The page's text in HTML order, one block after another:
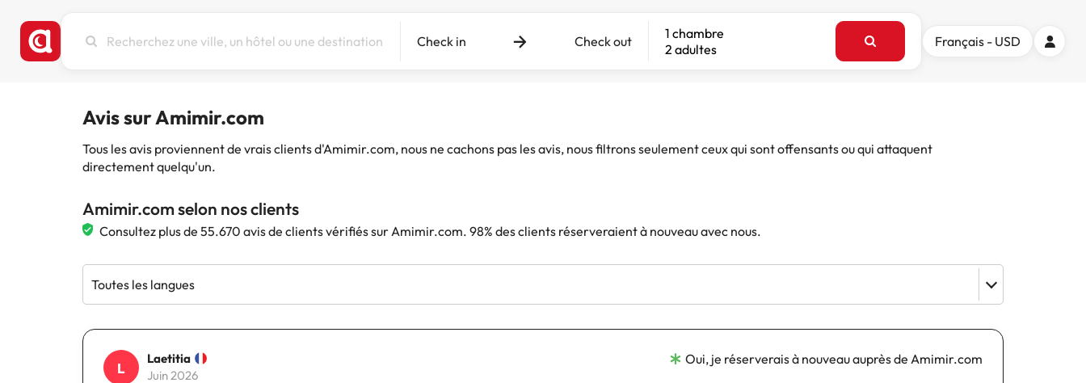
une
ou
destination
Check in Check out
1 chambre
2 adultes
Français - USD
Avis sur Amimir.com
Tous les avis proviennent de vrais clients d'Amimir.com, nous ne cachons pas les avis, nous filtrons seulement ceux qui sont offensants ou qui attaquent
directement quelqu'un.
Amimir.com selon nos clients
Consultez plus de 55.670 avis de clients vérifiés sur Amimir.com. 98% des clients réserveraient à nouveau avec nous.